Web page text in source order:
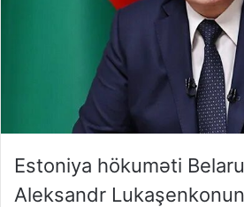
Estoniya hökuməti
Aleksandr